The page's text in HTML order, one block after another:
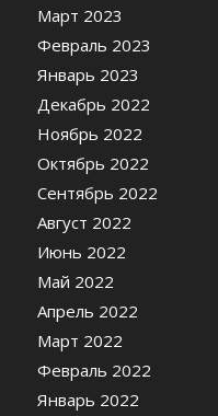
Март 2023
Февраль 2023
Январь 2023
Декабрь 2022
Ноябрь 2022
Октябрь 2022
Сентябрь 2022
Август 2022
Июнь 2022
Май 2022
Апрель 2022
Март 2022
Февраль 2022
Январь 2022